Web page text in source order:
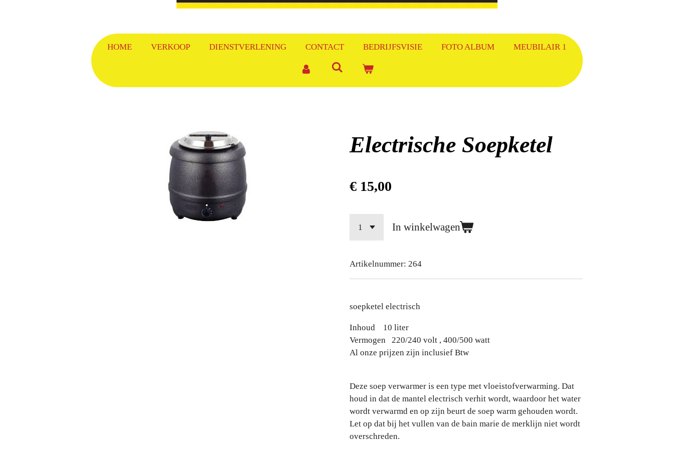
HOME VERKOOP DIENSTVERLENING CONTACT BEDRIJFSVISIE FOTO ALBUM MEUBILAIR 1
Electrische Soepketel
€ 15,00
In winkelwagen
Artikelnummer: 264
soepketel electrisch
Inhoud 10 liter
Vermogen 220/240 volt , 400/500 watt
Al onze prijzen zijn inclusief Btw
Deze soep verwarmer is een type met vloeistofverwarming. Dat
houd in dat de mantel electrisch verhit wordt, waardoor het water
wordt verwarmd en op zijn beurt de soep warm gehouden wordt.
Let op dat bij het vullen van de bain marie de merklijn niet wordt
overschreden.